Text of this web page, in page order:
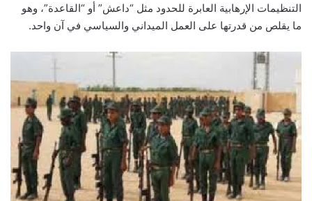
التنظيمات الإرهابية العابرة للحدود مثل “داعش” أو “القاعدة”، وهو
ما يقلص من قدرتها على العمل الميداني والسياسي في آن واحد.